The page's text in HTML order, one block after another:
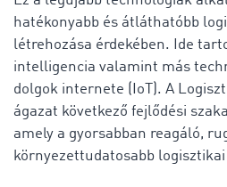
hatékonyabb és átláthatóbb
létrehozása érdekében. Ide
intelligencia valamint más
dolgok internete (IoT). A
ágazat következő fejlődési
amely a gyorsabban reagáló,
környezettudatosabb